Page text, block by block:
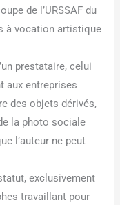
de l’URSSAF du
à vocation artistique
prestataire, celui
aux entreprises
des objets dérivés,
la photo sociale
l’auteur ne peut
exclusivement
travaillant pour